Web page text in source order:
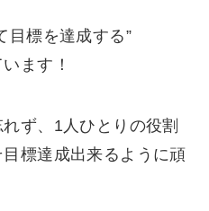
目標を達成する”
ます！
ず、1人ひとりの役割
標達成出来るように頑